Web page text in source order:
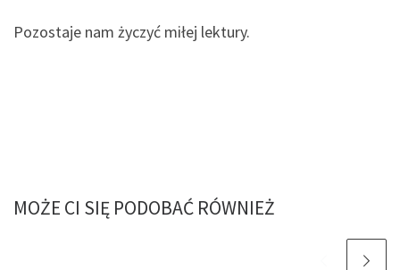
Pozostaje nam życzyć miłej lektury.
MOŻE CI SIĘ PODOBAĆ RÓWNIEŻ